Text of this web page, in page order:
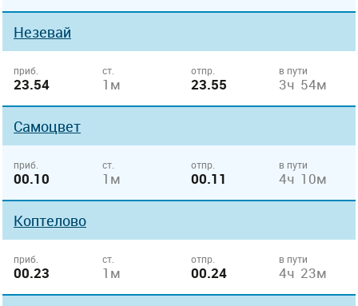
Незевай
приб.
23.54
ст.
1м
отпр.
23.55
в пути
3ч 54м
Самоцвет
приб.
00.10
ст.
1м
отпр.
00.11
в пути
4ч 10м
Коптелово
приб.
00.23
ст.
1м
отпр.
00.24
в пути
4ч 23м